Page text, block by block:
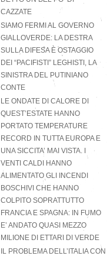
CAZZATE
SIAMO FERMI AL GOVERNO
GIALLOVERDE: LA DESTRA
SULLA DIFESA È OSTAGGIO
DEI “PACIFISTI” LEGHISTI, LA
SINISTRA DEL PUTINIANO
CONTE
LE ONDATE DI CALORE DI
QUEST’ESTATE HANNO
PORTATO TEMPERATURE
RECORD IN TUTTA EUROPA E
UNA SICCITA’ MAI VISTA. I
VENTI CALDI HANNO
ALIMENTATO GLI INCENDI
BOSCHIVI CHE HANNO
COLPITO SOPRATTUTTO
FRANCIA E SPAGNA: IN FUMO
E’ ANDATO QUASI MEZZO
MILIONE DI ETTARI DI VERDE
IL PROBLEMA DELL’ITALIA CON